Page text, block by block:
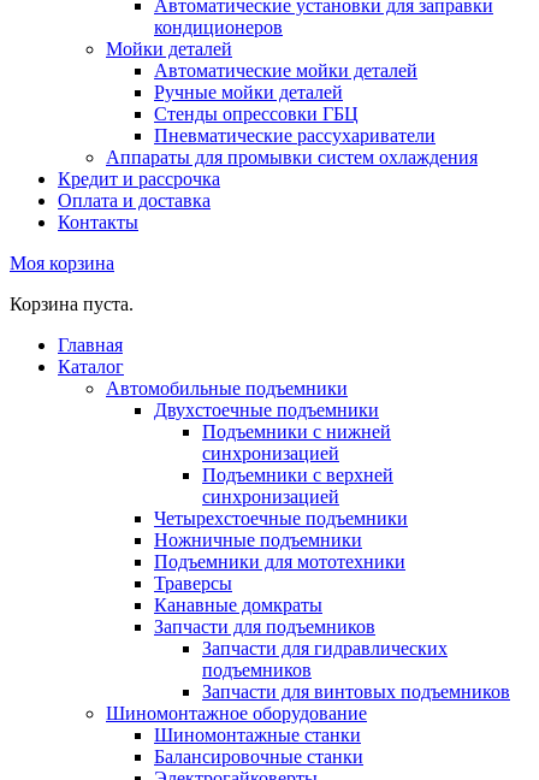
Автоматические установки для заправки
кондиционеров
Мойки деталей
Автоматические мойки деталей
Ручные мойки деталей
Стенды опрессовки ГБЦ
Пневматические рассухариватели
Аппараты для промывки систем охлаждения
Кредит и рассрочка
Оплата и доставка
Контакты
Моя корзина
Корзина пуста.
Главная
Каталог
Автомобильные подъемники
Двухстоечные подъемники
Подъемники с нижней
синхронизацией
Подъемники с верхней
синхронизацией
Четырехстоечные подъемники
Ножничные подъемники
Подъемники для мототехники
Траверсы
Канавные домкраты
Запчасти для подъемников
Запчасти для гидравлических
подъемников
Запчасти для винтовых подъемников
Шиномонтажное оборудование
Шиномонтажные станки
Балансировочные станки